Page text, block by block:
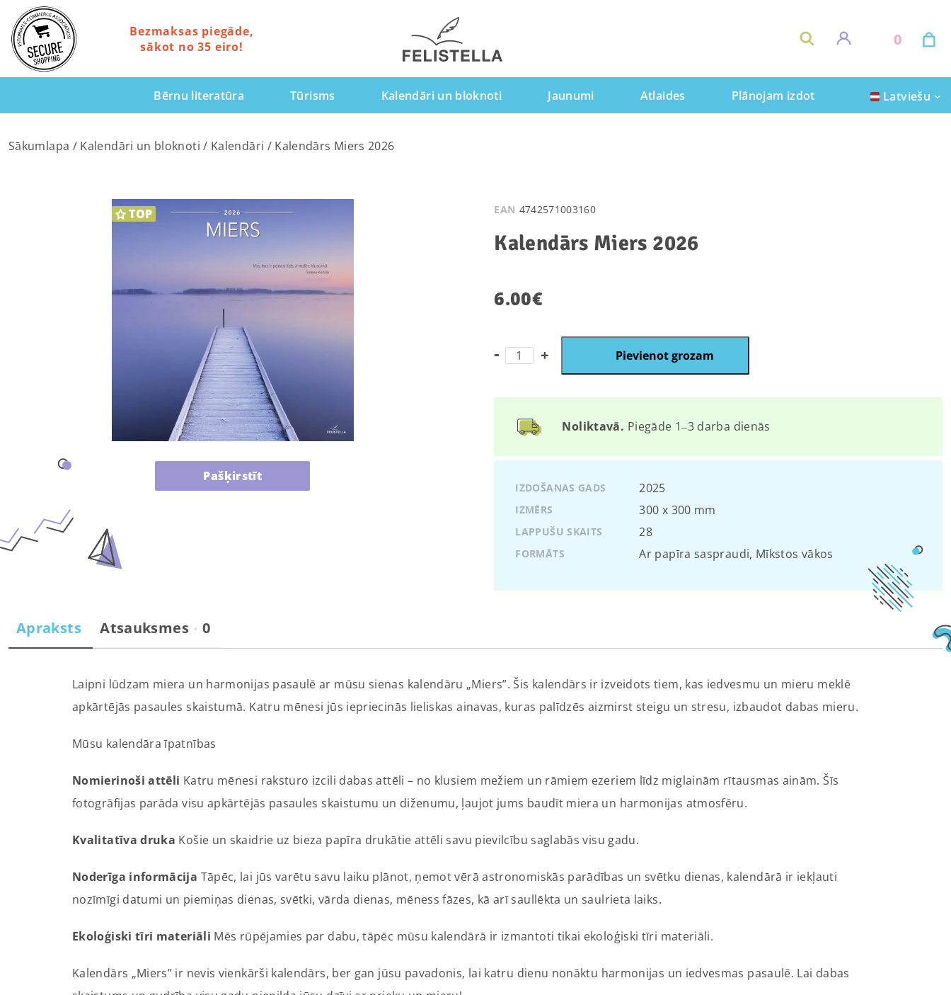
Bezmaksas piegāde,
sākot no 35 eiro!
0
Bērnu literatūra Tūrisms Kalendāri un bloknoti Jaunumi Atlaides Plānojam izdot Latviešu
Sākumlapa / Kalendāri un bloknoti / Kalendāri / Kalendārs Miers 2026
TOP
Pašķirstīt
EAN 4742571003160
Kalendārs Miers 2026
6.00€
Kalendārs
Miers
quantity
Pievienot grozam
Noliktavā. Piegāde 1‒3 darba dienās
IZDOŠANAS GADS 2025
IZMĒRS 300 x 300 mm
LAPPUŠU SKAITS 28
FORMĀTS Ar papīra saspraudi, Mīkstos vākos
Apraksts Atsauksmes 0
Laipni lūdzam miera un harmonijas pasaulē ar mūsu sienas kalendāru „Miers”. Šis kalendārs ir izveidots tiem, kas iedvesmu un mieru meklē
apkārtējās pasaules skaistumā. Katru mēnesi jūs iepriecinās lieliskas ainavas, kuras palīdzēs aizmirst steigu un stresu, izbaudot dabas mieru.
Mūsu kalendāra īpatnības
Nomierinoši attēli Katru mēnesi raksturo izcili dabas attēli – no klusiem mežiem un rāmiem ezeriem līdz miglainām rītausmas ainām. Šīs
fotogrāfijas parāda visu apkārtējās pasaules skaistumu un diženumu, ļaujot jums baudīt miera un harmonijas atmosfēru.
Kvalitatīva druka Košie un skaidrie uz bieza papīra drukātie attēli savu pievilcību saglabās visu gadu.
Noderīga informācija Tāpēc, lai jūs varētu savu laiku plānot, ņemot vērā astronomiskās parādības un svētku dienas, kalendārā ir iekļauti
nozīmīgi datumi un piemiņas dienas, svētki, vārda dienas, mēness fāzes, kā arī saullēkta un saulrieta laiks.
Ekoloģiski tīri materiāli Mēs rūpējamies par dabu, tāpēc mūsu kalendārā ir izmantoti tikai ekoloģiski tīri materiāli.
Kalendārs „Miers” ir nevis vienkārši kalendārs, ber gan jūsu pavadonis, lai katru dienu nonāktu harmonijas un iedvesmas pasaulē. Lai dabas